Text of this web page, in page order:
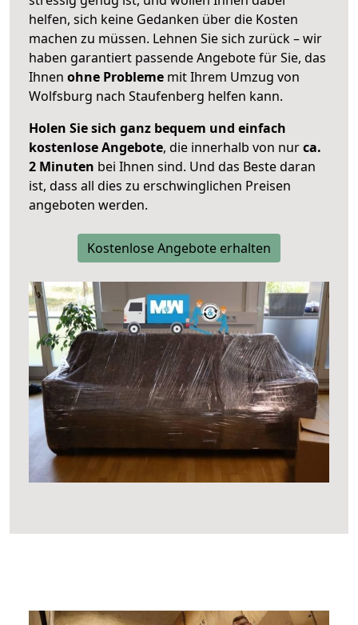
helfen, sich keine Gedanken über die Kosten
machen zu müssen. Lehnen Sie sich zurück – wir
haben garantiert passende Angebote für Sie, das
Ihnen ohne Probleme mit Ihrem Umzug von
Wolfsburg nach Staufenberg helfen kann.
Holen Sie sich ganz bequem und einfach
kostenlose Angebote, die innerhalb von nurca.
2 Minuten bei Ihnen sind. Und das Beste daran
ist, dass all dies zu erschwinglichen Preisen
angeboten werden.
Kostenlose Angebote erhalten